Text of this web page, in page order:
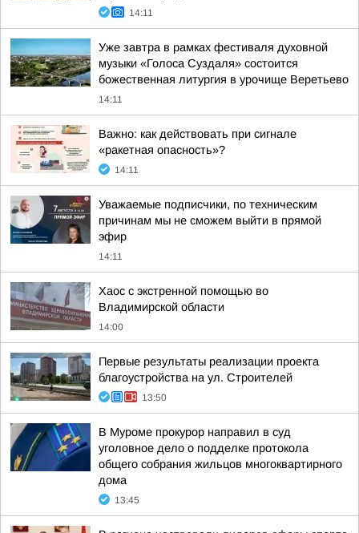
14:11
Уже завтра в рамках фестиваля духовной
музыки «Голоса Суздаля» состоится
божественная литургия в урочище Веретьево
14:11
Важно: как действовать при сигнале
«ракетная опасность»?
14:11
Уважаемые подписчики, по техническим
причинам мы не сможем выйти в прямой
эфир
14:11
Хаос с экстренной помощью во
Владимирской области
14:00
Первые результаты реализации проекта
благоустройства на ул. Строителей
13:50
В Муроме прокурор направил в суд
уголовное дело о подделке протокола
общего собрания жильцов многоквартирного
дома
13:45